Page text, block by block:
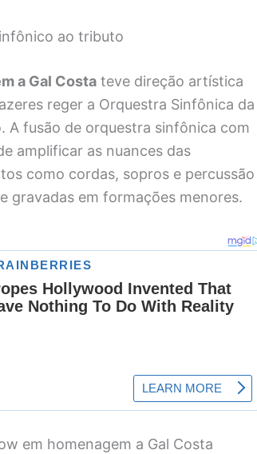
ao tributo
a Gal Costa teve direção artística
reger a Orquestra Sinfônica da
A fusão de orquestra sinfônica com
amplificar as nuances das
como cordas, sopros e percussão
gravadas em formações menores.
em homenagem a Gal Costa